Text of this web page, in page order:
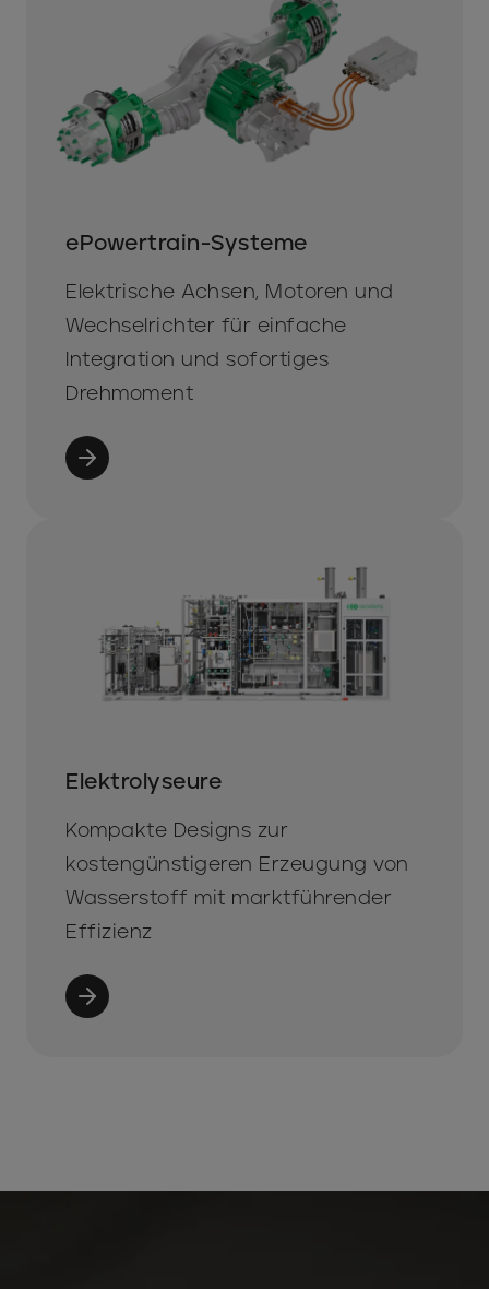
ePowertrain-Systeme
Elektrische Achsen, Motoren und
Wechselrichter für einfache
Integration und sofortiges
Drehmoment
Elektrolyseure
Kompakte Designs zur
kostengünstigeren Erzeugung von
Wasserstoff mit marktführender
Effizienz